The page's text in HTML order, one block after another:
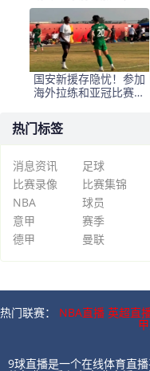
马杜或亚冠后告别球队
国安新援存隐忧！参加
海外拉练和亚冠比赛有
热门标签
消息资讯 足球
比赛录像
比赛集锦
NBA
球员
意甲
赛季
德甲
曼联
热门联赛： NBA直播 英超直
9球直播是一个在线体育直